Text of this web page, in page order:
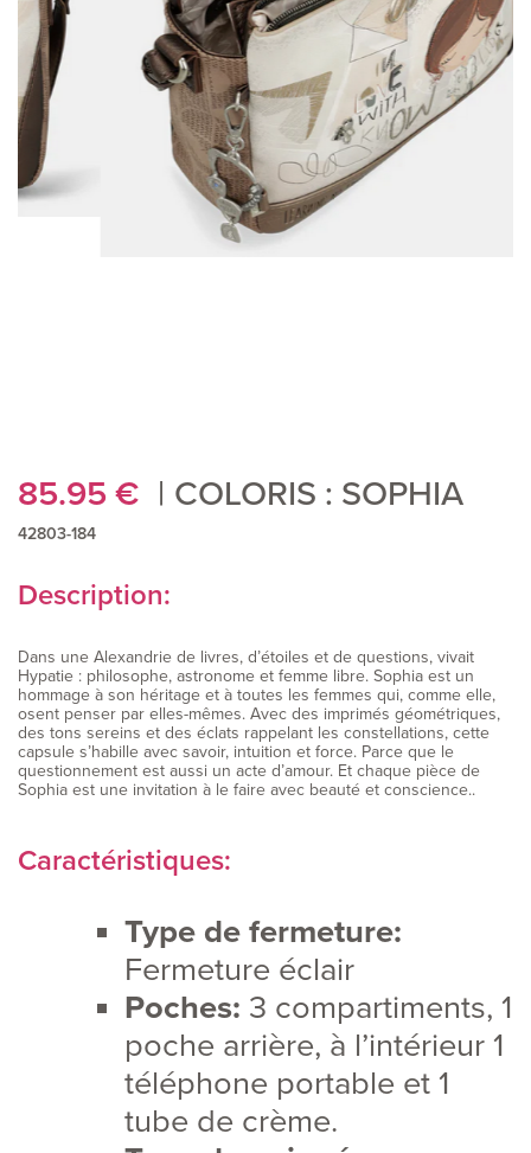
85.95 € COLORIS : SOPHIA
42803-184
Description:
Dans une Alexandrie de livres, d’étoiles et de questions, vivait
Hypatie : philosophe, astronome et femme libre. Sophia est un
hommage à son héritage et à toutes les femmes qui, comme elle,
osent penser par elles-mêmes. Avec des imprimés géométriques,
des tons sereins et des éclats rappelant les constellations, cette
capsule s’habille avec savoir, intuition et force. Parce que le
questionnement est aussi un acte d’amour. Et chaque pièce de
Sophia est une invitation à le faire avec beauté et conscience..
Caractéristiques:
Type de fermeture:
Fermeture éclair
Poches: 3 compartiments, 1
poche arrière, à l’intérieur 1
téléphone portable et 1
tube de crème.